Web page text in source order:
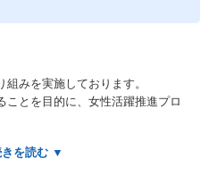
みを実施しております。
ことを目的に、女性活躍推進プロ